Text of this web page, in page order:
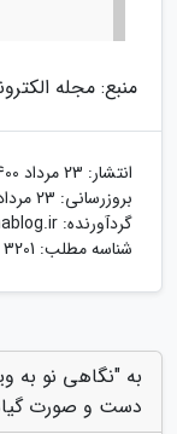
منبع: مجله
انتشار: 23 مرداد 1400
بروزرسانی: 23 مرداد 1400
گردآورنده:
شناسه مطلب: 3201
به "نگاهی نو به
دست و صورت